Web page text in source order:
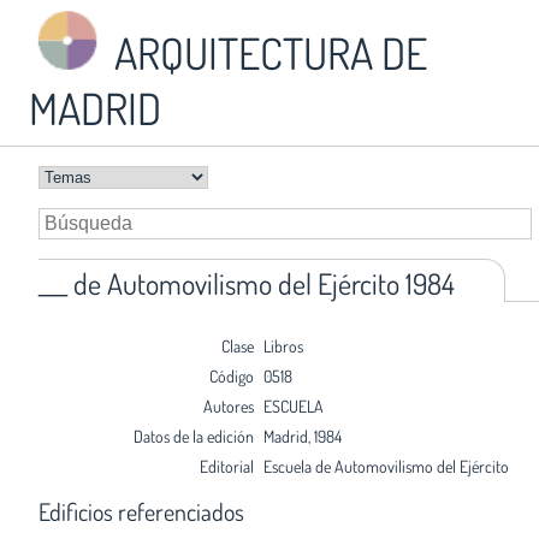
ARQUITECTURA DE
MADRID
___ de Automovilismo del Ejército 1984
Clase Libros
Código 0518
Autores ESCUELA
Datos de la edición Madrid, 1984
Editorial Escuela de Automovilismo del Ejército
Edificios referenciados